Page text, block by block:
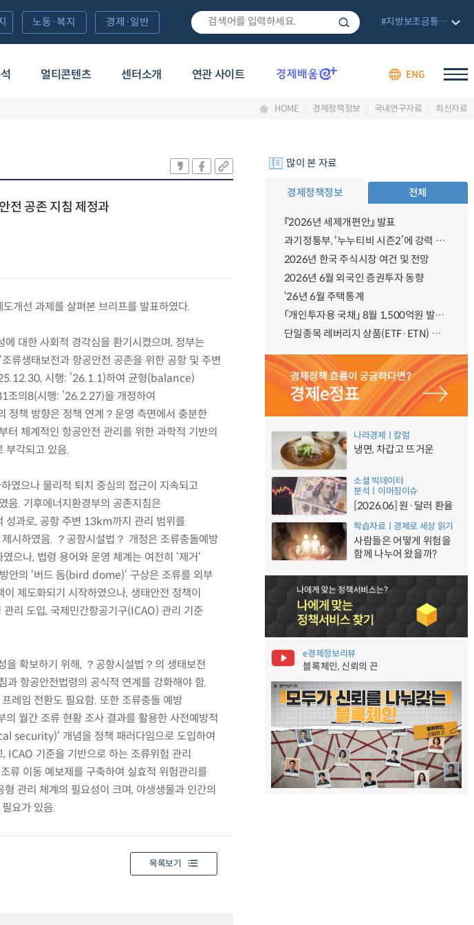
멀티콘텐츠 센터소개 연관 사이트 ENG
노동·복지 경제·일반 #지방보조금통합관리망
HOME 경제정책정보 국내연구자료 최신자료
전 공존 지침 제정과
개선 과제를 살펴본 브리프를 발표하였다.
대한 사회적 경각심을 환기시켰으며, 정부는
류생태보전과 항공안전 공존을 위한 공항 및 주변
시행: ’26.1.1)하여 균형(balance)
조의8(시행: ’26.2.27)을 개정하여
정책 방향은 정책 연계？운영 측면에서 충분한
터 체계적인 항공안전 관리를 위한 과학적 기반의
각되고 있음.
였으나 물리적 퇴치 중심의 접근이 지속되고
음. 기후에너지환경부의 공존지침은
성과로, 공항 주변 13km까지 관리 범위를
시하였음. ？공항시설법？ 개정은 조류충돌예방
으나, 법령 용어와 운영 체계는 여전히 ‘제거‘
안의 ‘버드 돔(bird dome)‘ 구상은 조류를 외부
제도화되기 시작하였으나, 생태안전 정책이
리 도입, 국제민간항공기구(ICAO) 관리 기준
을 확보하기 위해, ？공항시설법？의 생태보전
과 항공안전법령의 공식적 연계를 강화해야 함.
레임 전환도 필요함. 또한 조류충돌 예방
월간 조류 현황 조사 결과를 활용한 사전예방적
security)‘ 개념을 정책 패러다임으로 도입하여
ICAO 기준을 기반으로 하는 조류위험 관리
류 이동 예보제를 구축하여 실효적 위험관리를
관리 체계의 필요성이 크며, 야생생물과 인간의
요가 있음.
목록보기
많이 본 자료
경제정책정보 전체
『2026년 세제개편안』 발표
과기정통부, ‘누누티비 시즌2’에 강력 대응 의지 밝혀
2026년 한국 주식시장 여건 및 전망
2026년 6월 외국인 증권투자 동향
‘26년 6월 주택통계
「개인투자용 국채」 8월 1,500억원 발행 예정
단일종목 레버리지 상품(ETF·ETN) 기본예탁금 강화 조기시행 방안 안내
나라경제ㅣ칼럼
냉면, 차갑고 뜨거운
소셜 빅데이터
분석ㅣ이머징이슈
[2026.06] 원·달러 환율
학습자료ㅣ경제로 세상 읽기
사람들은 어떻게 위험을
함께 나누어 왔을까?
e경제정보리뷰
블록체인, 신뢰의 끈